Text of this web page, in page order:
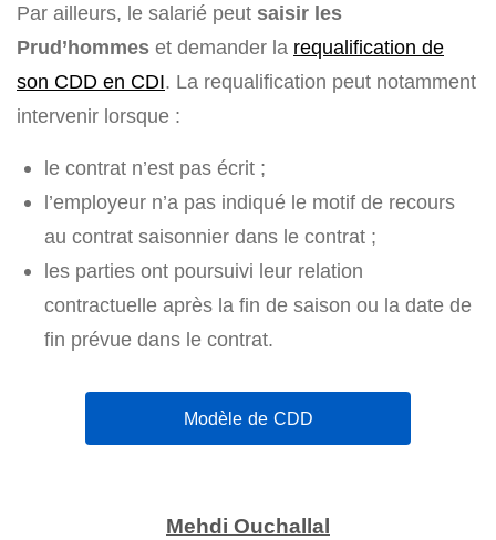
Par ailleurs, le salarié peut saisir les
Prud’hommes et demander la requalification de
son CDD en CDI. La requalification peut notamment
intervenir lorsque :
le contrat n’est pas écrit ;
l’employeur n’a pas indiqué le motif de recours
au contrat saisonnier dans le contrat ;
les parties ont poursuivi leur relation
contractuelle après la fin de saison ou la date de
fin prévue dans le contrat.
Modèle de CDD
Mehdi Ouchallal